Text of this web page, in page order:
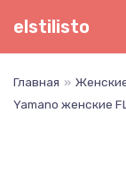
Перейти
elstilisto
Главная »
Yamano женские